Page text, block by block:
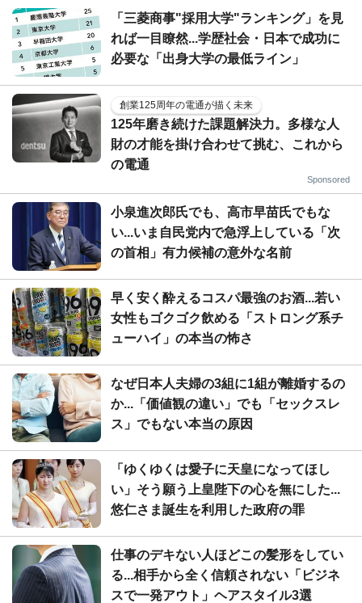
「三菱商事"採用大学"ランキング」を見
れば一目瞭然...学歴社会・日本で成功に
必要な「出身大学の最低ライン」
創業125周年の電通が描く未来
125年磨き続けた課題解決力。多様な人
財の才能を掛け合わせて挑む、これから
の電通
Sponsored
小泉進次郎氏でも、高市早苗氏でもな
い...いま自民党内で急浮上している「次
の首相」有力候補の意外な名前
早く安く酔えるコスパ最強のお酒...若い
女性もゴクゴク飲める「ストロング系チ
ューハイ」の本当の怖さ
なぜ日本人夫婦の3組に1組が離婚するの
か...「価値観の違い」でも「セックスレ
ス」でもない本当の原因
「ゆくゆくは愛子に天皇になってほし
い」そう願う上皇陛下の心を無にした...
悠仁さま誕生を利用した政府の罪
仕事のデキない人ほどこの髪形をしてい
る...相手から全く信頼されない「ビジネ
スで一発アウト」ヘアスタイル3選